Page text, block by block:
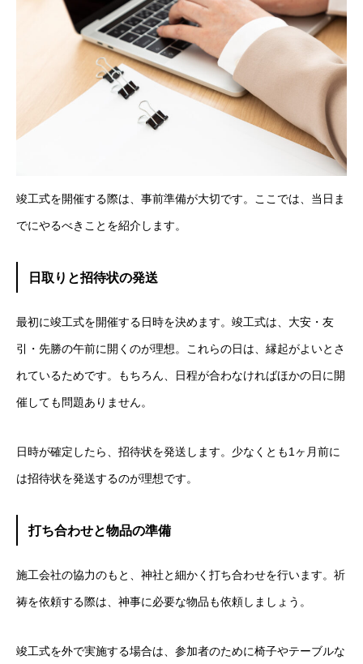
竣工式を開催する際は、事前準備が大切です。ここでは、当日ま
でにやるべきことを紹介します。
日取りと招待状の発送
最初に竣工式を開催する日時を決めます。竣工式は、大安・友
引・先勝の午前に開くのが理想。これらの日は、縁起がよいとさ
れているためです。もちろん、日程が合わなければほかの日に開
催しても問題ありません。
日時が確定したら、招待状を発送します。少なくとも1ヶ月前に
は招待状を発送するのが理想です。
打ち合わせと物品の準備
施工会社の協力のもと、神社と細かく打ち合わせを行います。祈
祷を依頼する際は、神事に必要な物品も依頼しましょう。
竣工式を外で実施する場合は、参加者のために椅子やテーブルな